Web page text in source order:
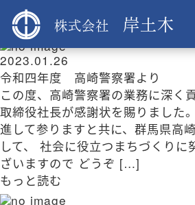
株式会社 岸土木
Blog
2023年01月
2023.01.26
令和四年度 高崎警察署より
この度、高崎警察署の業務に深く
取締役社長が感謝状を賜りました
進して参りますと共に、群馬県高
して、 社会に役立つまちづくりに
ざいますので どうぞ […]
もっと読む